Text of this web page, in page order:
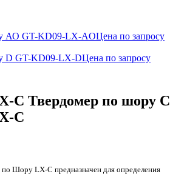
АО GT-KD09-LX-AOЦена по запросу
D GT-KD09-LX-DЦена по запросу
C Твердомер по шору C
C
по Шору LX-C предназначен для определения